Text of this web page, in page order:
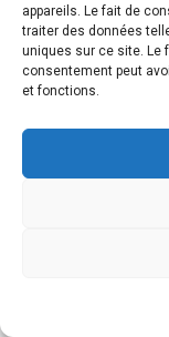
appareils. Le fait de
traiter des données
uniques sur ce site. Le
consentement peut
et fonctions.
Janisol SG
VEC
© 2004-2026